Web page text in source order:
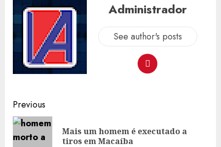
Administrador
See author's posts
Post
navigation
Previous
Mais um homem é executado a
tiros em Macaíba